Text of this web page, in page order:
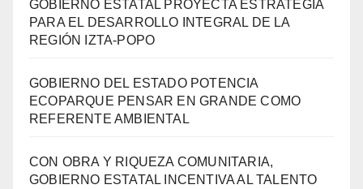
GOBIERNO ESTATAL PROYECTA ESTRATEGIA
PARA EL DESARROLLO INTEGRAL DE LA
REGIÓN IZTA-POPO
GOBIERNO DEL ESTADO POTENCIA
ECOPARQUE PENSAR EN GRANDE COMO
REFERENTE AMBIENTAL
CON OBRA Y RIQUEZA COMUNITARIA,
GOBIERNO ESTATAL INCENTIVA AL TALENTO